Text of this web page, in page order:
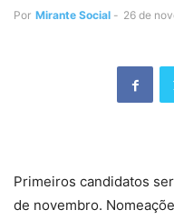
Por Mirante Social - 26 de
Primeiros candidatos
de novembro.